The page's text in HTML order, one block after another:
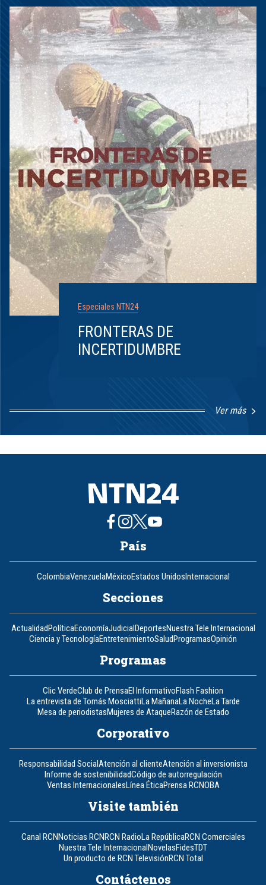
Especiales NTN24
FRONTERAS DE
INCERTIDUMBRE
Ver más
1
8
País
ColombiaVenezuelaMéxicoEstados UnidosInternacional
Secciones
ActualidadPolíticaEconomíaJudicialDeportesNuestra Tele Internacional
Ciencia y TecnologíaEntretenimientoSaludProgramasOpinión
Programas
Clic VerdeClub de PrensaEl InformativoFlash Fashion
La entrevista de Tomás MosciattiLa MañanaLa NocheLa Tarde
Mesa de periodistasMujeres de AtaqueRazón de Estado
Corporativo
Responsabilidad SocialAtención al clienteAtención al inversionista
Informe de sostenibilidadCódigo de autorregulación
Ventas InternacionalesLínea ÉticaPrensa RCNOBA
Visite también
Canal RCNNoticias RCNRCN RadioLa RepúblicaRCN Comerciales
Nuestra Tele InternacionalNovelasFidesTDT
Un producto de RCN TelevisiónRCN Total
Contáctenos